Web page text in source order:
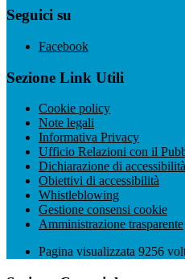
Seguici su
Facebook
Sezione Link Utili
Cookie policy
Note legali
Informativa Privacy
Ufficio Relazioni con il
Dichiarazione di accessibilità
Obiettivi di accessibilità
Whistleblowing
Gestione consensi cookie
Amministrazione trasparente
Pagina visualizzata 9256